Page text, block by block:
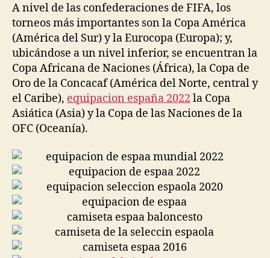
A nivel de las confederaciones de FIFA, los
torneos más importantes son la Copa América
(América del Sur) y la Eurocopa (Europa); y,
ubicándose a un nivel inferior, se encuentran la
Copa Africana de Naciones (África), la Copa de
Oro de la Concacaf (América del Norte, central y
el Caribe), equipacion españa 2022 la Copa
Asiática (Asia) y la Copa de las Naciones de la
OFC (Oceanía).